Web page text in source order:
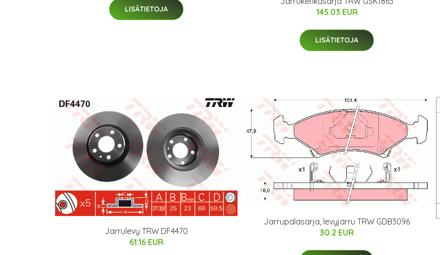
LISÄTIETOJA
145.03 EUR
LISÄTIETOJA
Jarrulevy TRW DF4470
61.16 EUR
Jarrupalasarja, levyjarru TRW GDB3096
30.2 EUR